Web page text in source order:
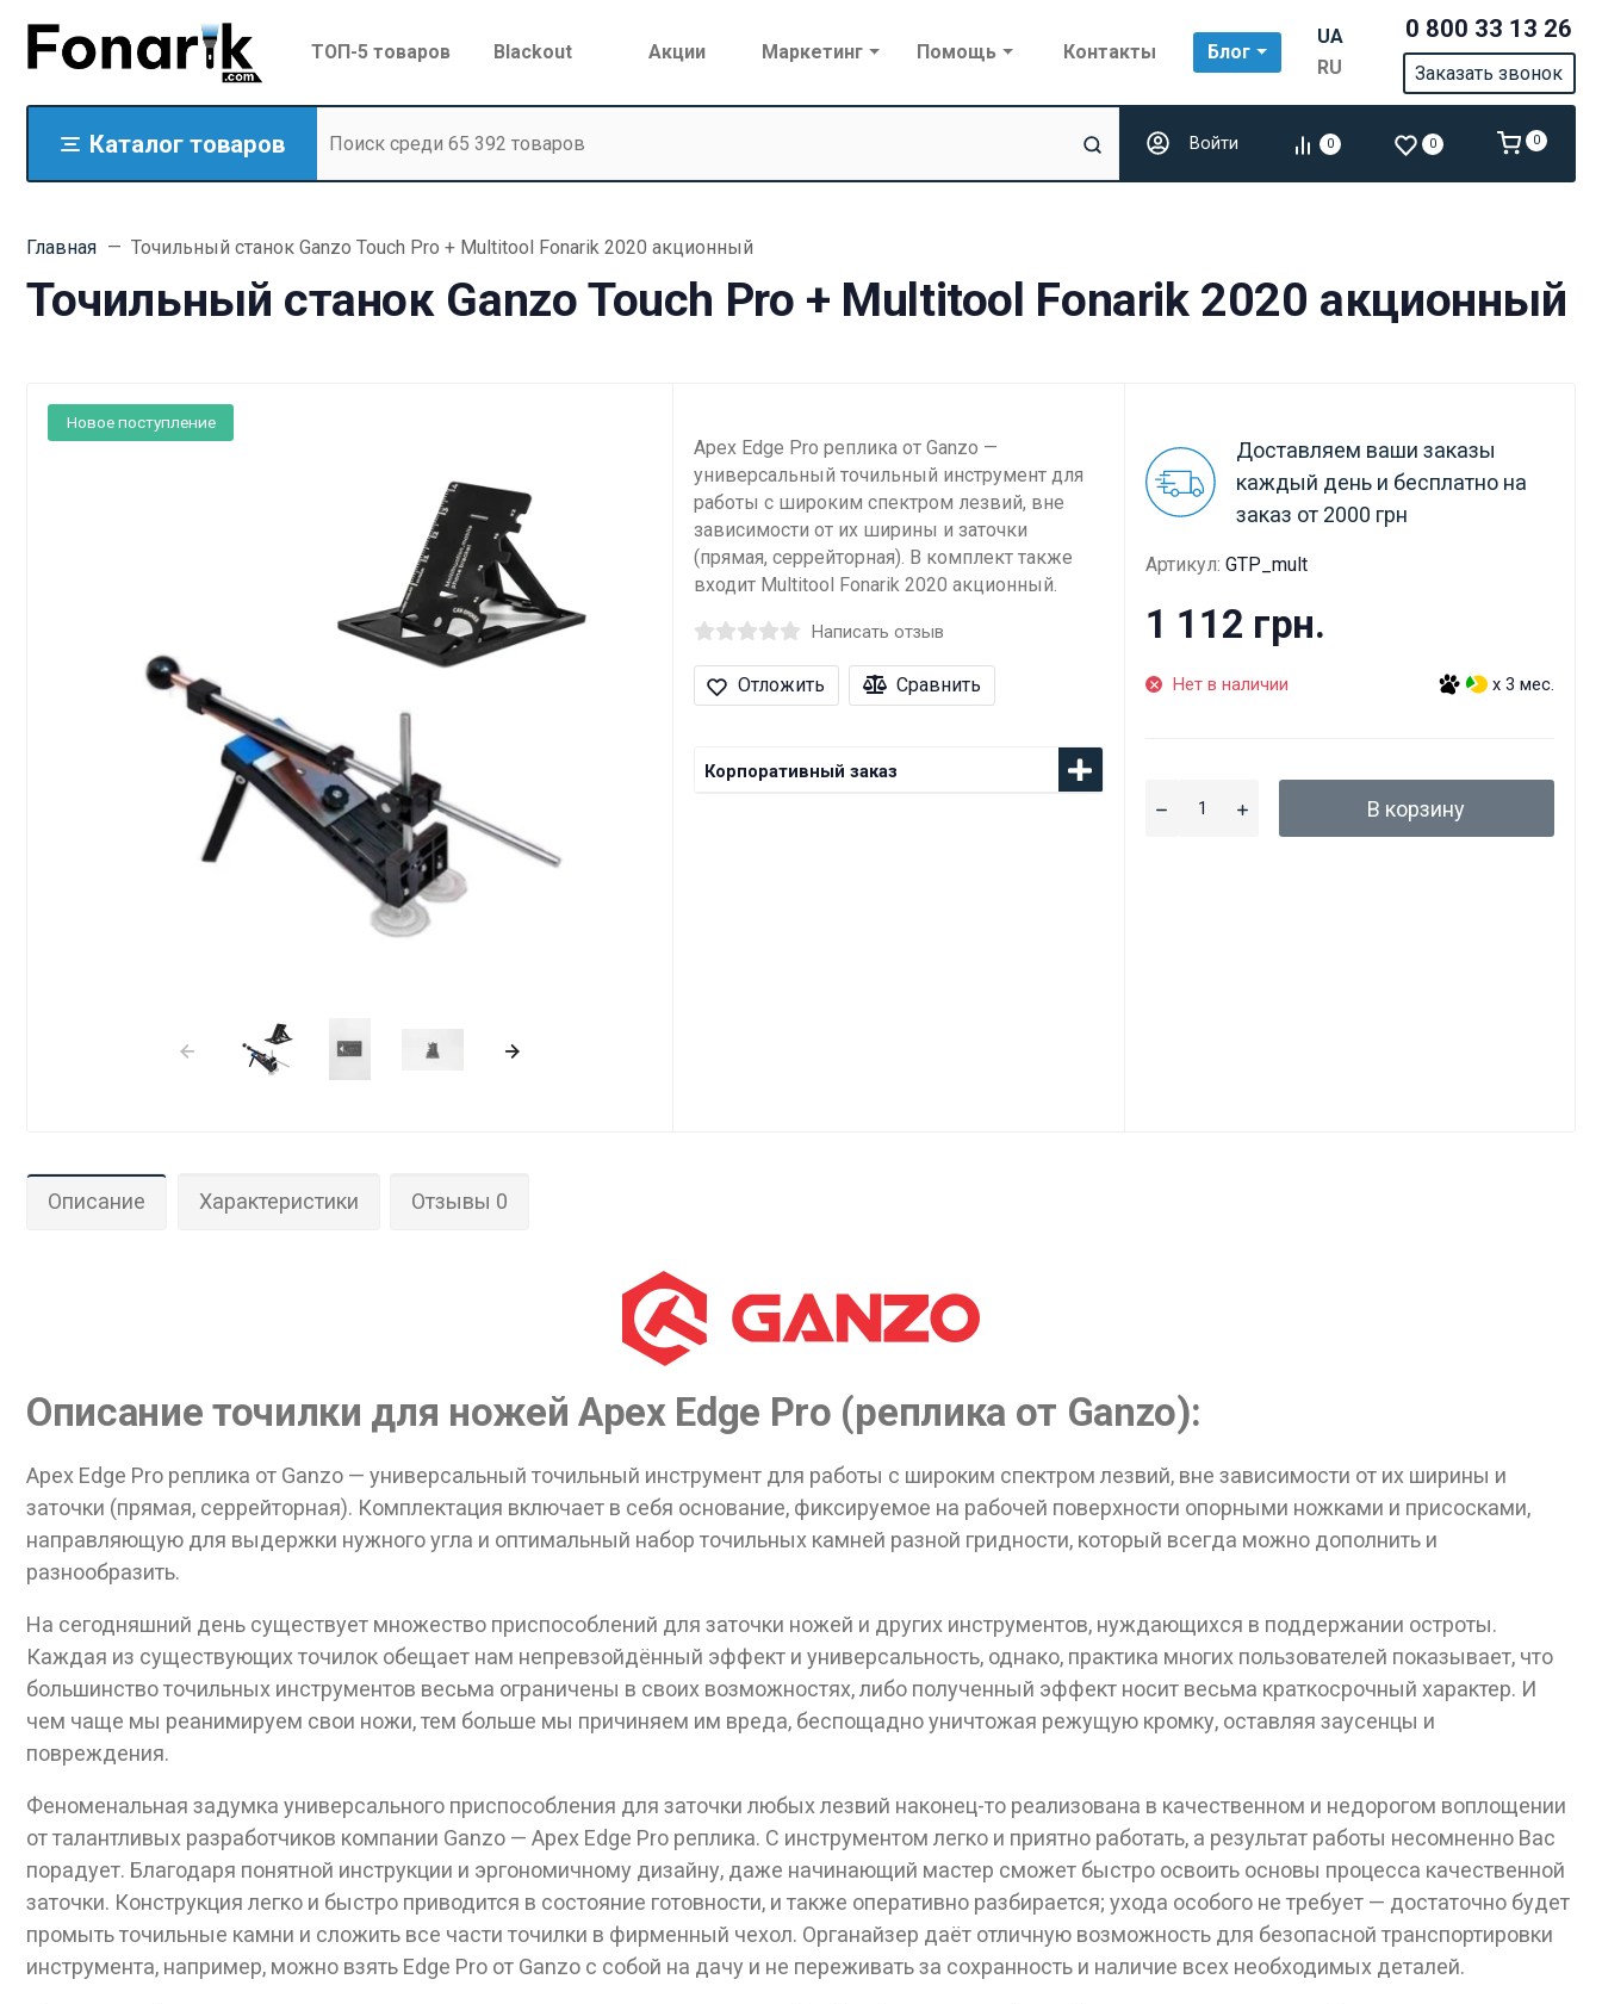
ТОП-5 товаров Blackout Акции Маркетинг Помощь Контакты Блог
UA
RU
0 800 33 13 26
Заказать звонок
Каталог товаров Войти 0 0 0
Главная Точильный станок Ganzo Touch Pro + Multitool Fonarik 2020 акционный
Точильный станок Ganzo Touch Pro + Multitool Fonarik 2020 акционный
Новое поступление
Apex Edge Pro реплика от Ganzo —
универсальный точильный инструмент для
работы с широким спектром лезвий, вне
зависимости от их ширины и заточки
(прямая, серрейторная). В комплект также
входит Multitool Fonarik 2020 акционный.
Написать отзыв
Отложить Сравнить
Корпоративный заказ
Доставляем ваши заказы
каждый день и бесплатно на
заказ от 2000 грн
Артикул: GTP_mult
1 112 грн.
Нет в наличии x 3 мес.
В корзину
Описание Характеристики Отзывы 0
Описание точилки для ножей Apex Edge Pro (реплика от Ganzo):
Apex Edge Pro реплика от Ganzo — универсальный точильный инструмент для работы с широким спектром лезвий, вне зависимости от их ширины и
заточки (прямая, серрейторная). Комплектация включает в себя основание, фиксируемое на рабочей поверхности опорными ножками и присосками,
направляющую для выдержки нужного угла и оптимальный набор точильных камней разной гридности, который всегда можно дополнить и
разнообразить.
На сегодняшний день существует множество приспособлений для заточки ножей и других инструментов, нуждающихся в поддержании остроты.
Каждая из существующих точилок обещает нам непревзойдённый эффект и универсальность, однако, практика многих пользователей показывает, что
большинство точильных инструментов весьма ограничены в своих возможностях, либо полученный эффект носит весьма краткосрочный характер. И
чем чаще мы реанимируем свои ножи, тем больше мы причиняем им вреда, беспощадно уничтожая режущую кромку, оставляя заусенцы и
повреждения.
Феноменальная задумка универсального приспособления для заточки любых лезвий наконец-то реализована в качественном и недорогом воплощении
от талантливых разработчиков компании Ganzo — Apex Edge Pro реплика. С инструментом легко и приятно работать, а результат работы несомненно Вас
порадует. Благодаря понятной инструкции и эргономичному дизайну, даже начинающий мастер сможет быстро освоить основы процесса качественной
заточки. Конструкция легко и быстро приводится в состояние готовности, и также оперативно разбирается; ухода особого не требует — достаточно будет
промыть точильные камни и сложить все части точилки в фирменный чехол. Органайзер даёт отличную возможность для безопасной транспортировки
инструмента, например, можно взять Edge Pro от Ganzo с собой на дачу и не переживать за сохранность и наличие всех необходимых деталей.
Данные товары продаются лицам, достигшим 18 лет!
Вам исполнилось 18 лет?
ДА НЕТ